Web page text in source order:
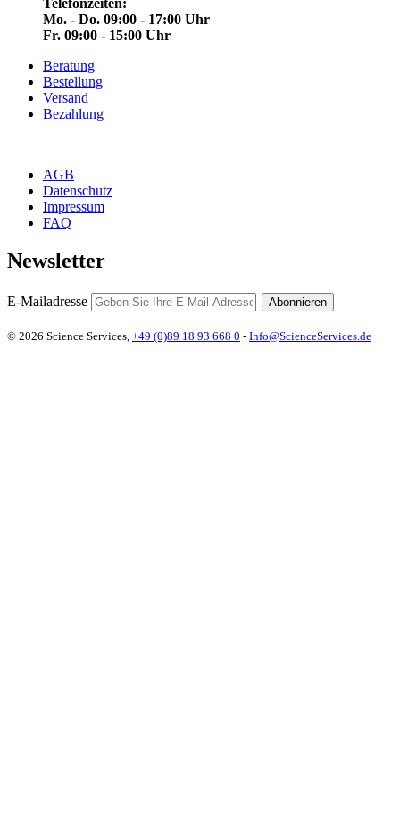
Telefonzeiten:
Mo. - Do. 09:00 - 17:00 Uhr
Fr. 09:00 - 15:00 Uhr
Beratung
Bestellung
Versand
Bezahlung
AGB
Datenschutz
Impressum
FAQ
Newsletter
E-Mailadresse Abonnieren
© 2026 Science Services, +49 (0)89 18 93 668 0 - Info@ScienceServices.de